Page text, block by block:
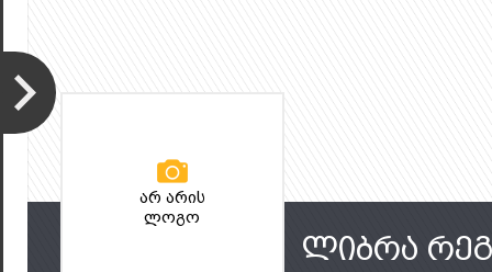
არ არის
ლოგო
ლიბრა